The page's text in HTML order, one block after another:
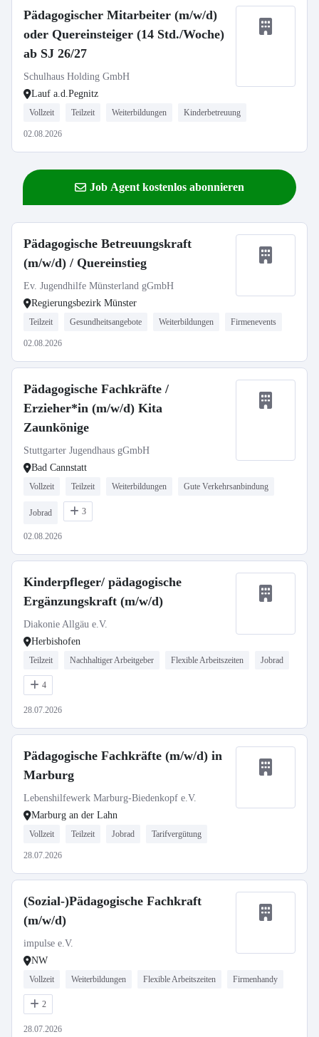
Pädagogischer Mitarbeiter (m/w/d)
oder Quereinsteiger (14 Std./Woche)
ab SJ 26/27
Schulhaus Holding GmbH
Lauf a.d.Pegnitz
Vollzeit Teilzeit Weiterbildungen Kinderbetreuung
02.08.2026
Job Agent kostenlos abonnieren
Pädagogische Betreuungskraft
(m/w/d) / Quereinstieg
Ev. Jugendhilfe Münsterland gGmbH
Regierungsbezirk Münster
Teilzeit Gesundheitsangebote Weiterbildungen Firmenevents
02.08.2026
Pädagogische Fachkräfte /
Erzieher*in (m/w/d) Kita
Zaunkönige
Stuttgarter Jugendhaus gGmbH
Bad Cannstatt
Vollzeit Teilzeit Weiterbildungen Gute Verkehrsanbindung
Jobrad 3
02.08.2026
Kinderpfleger/ pädagogische
Ergänzungskraft (m/w/d)
Diakonie Allgäu e.V.
Herbishofen
Teilzeit Nachhaltiger Arbeitgeber Flexible Arbeitszeiten Jobrad
4
28.07.2026
Pädagogische Fachkräfte (m/w/d) in
Marburg
Lebenshilfewerk Marburg-Biedenkopf e.V.
Marburg an der Lahn
Vollzeit Teilzeit Jobrad Tarifvergütung
28.07.2026
(Sozial-)Pädagogische Fachkraft
(m/w/d)
impulse e.V.
NW
Vollzeit Weiterbildungen Flexible Arbeitszeiten Firmenhandy
2
28.07.2026